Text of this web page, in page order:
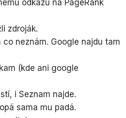
odkazu na PageRank
zdroják.
co neznám. Google najdu tam
(kde ani google
i Seznam najde.
sama mu padá.